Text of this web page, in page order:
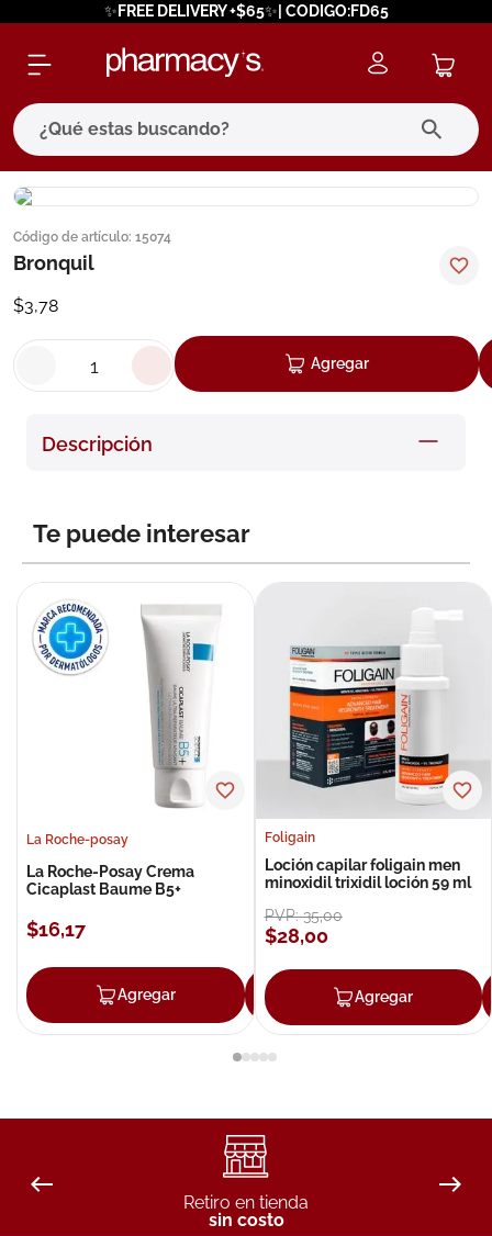
✨FREE DELIVERY +$65✨| CODIGO:FD65
¿Qué estas buscando?
Código de artículo: 15074
Bronquil
$3,78
Agregar
Descripción
Te puede interesar
La Roche-posay
La Roche-Posay Crema
Cicaplast Baume B5+
$16,17
Agregar Agregar
Foligain
Loción capilar foligain men
minoxidil trixidil loción 59 ml
PVP:35,00
$28,00
Agregar
Retiro en tienda
sin costo
términos más buscados
1. eucerin
bioderma
5. cerave
6 megacistin
10.pañales